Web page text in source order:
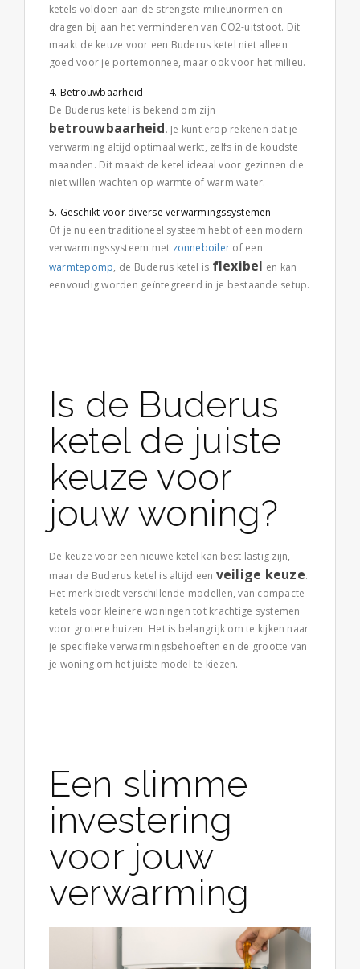
ketels voldoen aan de strengste milieunormen en
dragen bij aan het verminderen van CO2-uitstoot. Dit
maakt de keuze voor een Buderus ketel niet alleen
goed voor je portemonnee, maar ook voor het milieu.
Betrouwbaarheid
De Buderus ketel is bekend om zijn
betrouwbaarheid. Je kunt erop rekenen dat je
verwarming altijd optimaal werkt, zelfs in de koudste
maanden. Dit maakt de ketel ideaal voor gezinnen die
niet willen wachten op warmte of warm water.
Geschikt voor diverse verwarmingssystemen
Of je nu een traditioneel systeem hebt of een modern
verwarmingssysteem met zonneboiler of een
warmtepomp, de Buderus ketel is flexibel en kan
eenvoudig worden geïntegreerd in je bestaande setup.
Is de Buderus
ketel de juiste
keuze voor
jouw woning?
De keuze voor een nieuwe ketel kan best lastig zijn,
maar de Buderus ketel is altijd een veilige keuze.
Het merk biedt verschillende modellen, van compacte
ketels voor kleinere woningen tot krachtige systemen
voor grotere huizen. Het is belangrijk om te kijken naar
je specifieke verwarmingsbehoeften en de grootte van
je woning om het juiste model te kiezen.
Een slimme
investering
voor jouw
verwarming